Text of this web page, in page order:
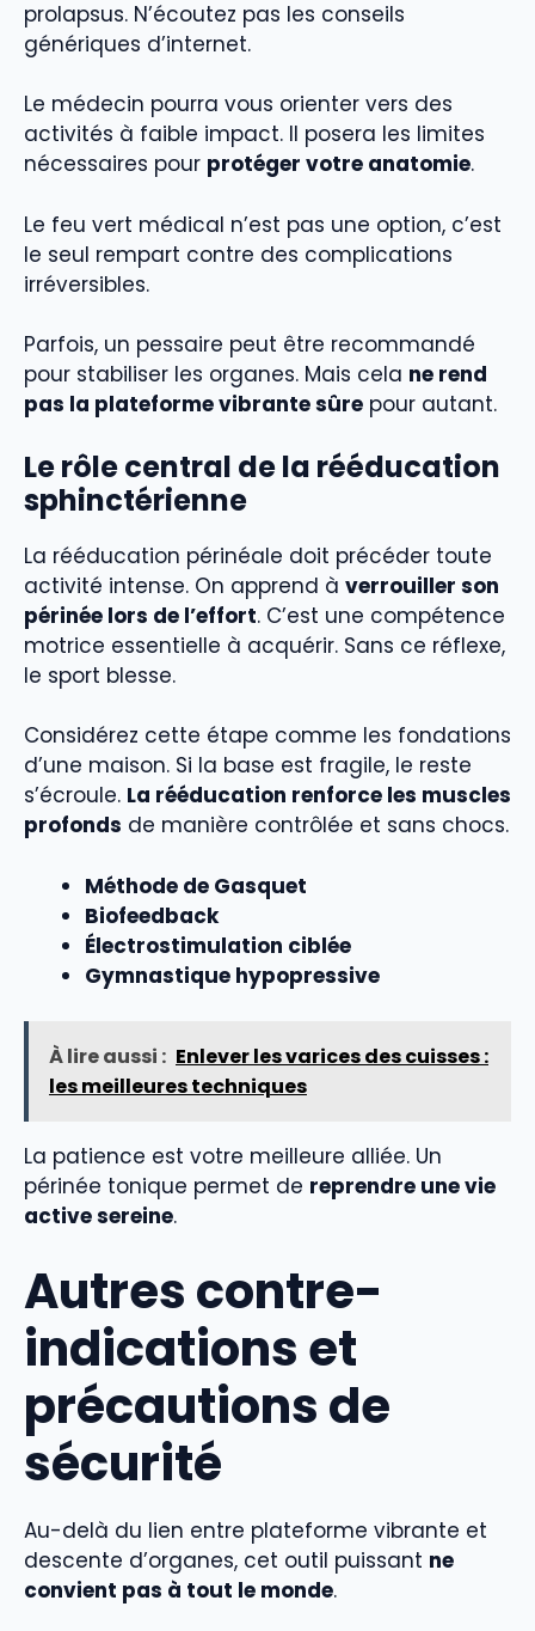
prolapsus. N’écoutez pas les conseils
génériques d’internet.
Le médecin pourra vous orienter vers des
activités à faible impact. Il posera les limites
nécessaires pour protéger votre anatomie.
Le feu vert médical n’est pas une option, c’est
le seul rempart contre des complications
irréversibles.
Parfois, un pessaire peut être recommandé
pour stabiliser les organes. Mais cela ne rend
pas la plateforme vibrante sûre pour autant.
Le rôle central de la rééducation
sphinctérienne
La rééducation périnéale doit précéder toute
activité intense. On apprend à verrouiller son
périnée lors de l’effort. C’est une compétence
motrice essentielle à acquérir. Sans ce réflexe,
le sport blesse.
Considérez cette étape comme les fondations
d’une maison. Si la base est fragile, le reste
s’écroule. La rééducation renforce les muscles
profonds de manière contrôlée et sans chocs.
Méthode de Gasquet
Biofeedback
Électrostimulation ciblée
Gymnastique hypopressive
À lire aussi : Enlever les varices des cuisses :
les meilleures techniques
La patience est votre meilleure alliée. Un
périnée tonique permet de reprendre une vie
active sereine.
Autres contre-
indications et
précautions de
sécurité
Au-delà du lien entre plateforme vibrante et
descente d’organes, cet outil puissant ne
convient pas à tout le monde.